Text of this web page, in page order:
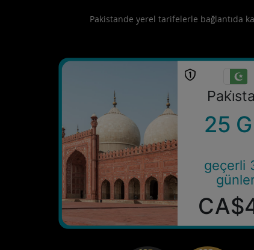
Pakistande yerel tarifelerle bağlantıda
25
geçerli